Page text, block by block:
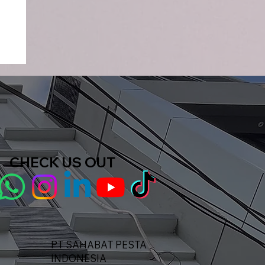
CHECK US OUT
PT SAHABAT PESTA
INDONESIA​